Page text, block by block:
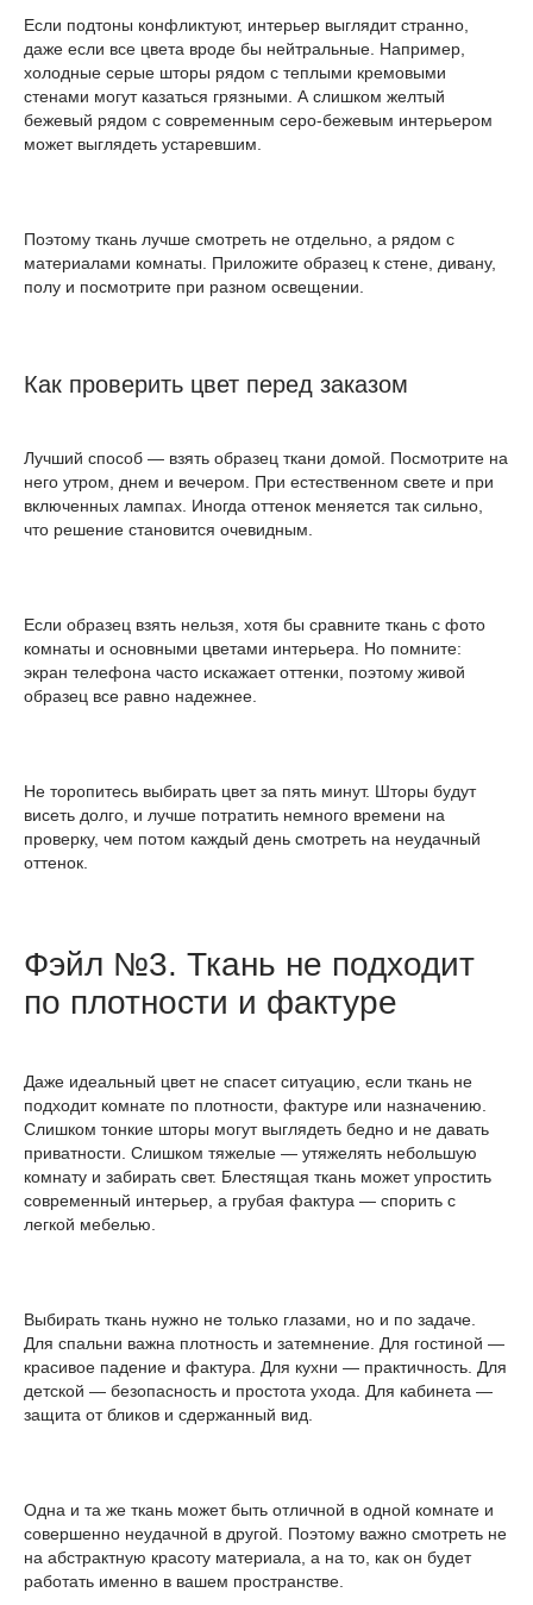
Если подтоны конфликтуют, интерьер выглядит странно,
даже если все цвета вроде бы нейтральные. Например,
холодные серые шторы рядом с теплыми кремовыми
стенами могут казаться грязными. А слишком желтый
бежевый рядом с современным серо-бежевым интерьером
может выглядеть устаревшим.
Поэтому ткань лучше смотреть не отдельно, а рядом с
материалами комнаты. Приложите образец к стене, дивану,
полу и посмотрите при разном освещении.
Как проверить цвет перед заказом
Лучший способ — взять образец ткани домой. Посмотрите на
него утром, днем и вечером. При естественном свете и при
включенных лампах. Иногда оттенок меняется так сильно,
что решение становится очевидным.
Если образец взять нельзя, хотя бы сравните ткань с фото
комнаты и основными цветами интерьера. Но помните:
экран телефона часто искажает оттенки, поэтому живой
образец все равно надежнее.
Не торопитесь выбирать цвет за пять минут. Шторы будут
висеть долго, и лучше потратить немного времени на
проверку, чем потом каждый день смотреть на неудачный
оттенок.
Фэйл №3. Ткань не подходит
по плотности и фактуре
Даже идеальный цвет не спасет ситуацию, если ткань не
подходит комнате по плотности, фактуре или назначению.
Слишком тонкие шторы могут выглядеть бедно и не давать
приватности. Слишком тяжелые — утяжелять небольшую
комнату и забирать свет. Блестящая ткань может упростить
современный интерьер, а грубая фактура — спорить с
легкой мебелью.
Выбирать ткань нужно не только глазами, но и по задаче.
Для спальни важна плотность и затемнение. Для гостиной —
красивое падение и фактура. Для кухни — практичность. Для
детской — безопасность и простота ухода. Для кабинета —
защита от бликов и сдержанный вид.
Одна и та же ткань может быть отличной в одной комнате и
совершенно неудачной в другой. Поэтому важно смотреть не
на абстрактную красоту материала, а на то, как он будет
работать именно в вашем пространстве.